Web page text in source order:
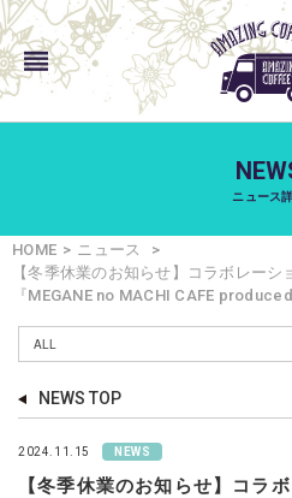
ニュース
HOME
ニュース
【冬季休業のお知らせ】コラボレー
『MEGANE no MACHI CAFE
NEWS TOP
2024.11.15 NEWS
【冬季休業のお知らせ】コラ